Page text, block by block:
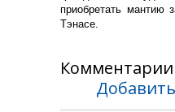
приобретать мантию
Тэнасе.
Комментарии